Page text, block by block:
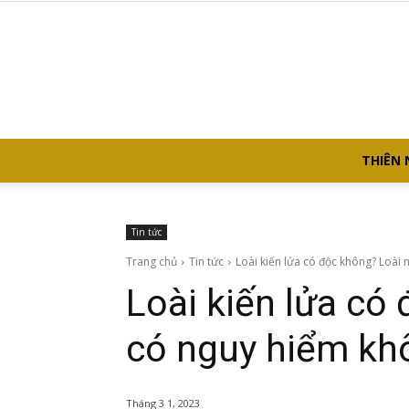
THIÊN
Tin tức
Trang chủ Tin tức Loài kiến lửa có độc không? Loài
Loài kiến lửa có
có nguy hiểm
Tháng 3 1, 2023